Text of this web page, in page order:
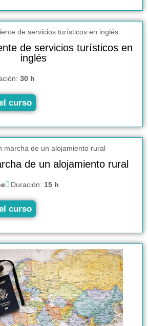
de servicios turísticos en
inglés
30 h
curso
de un alojamiento rural
Duración: 15 h
curso